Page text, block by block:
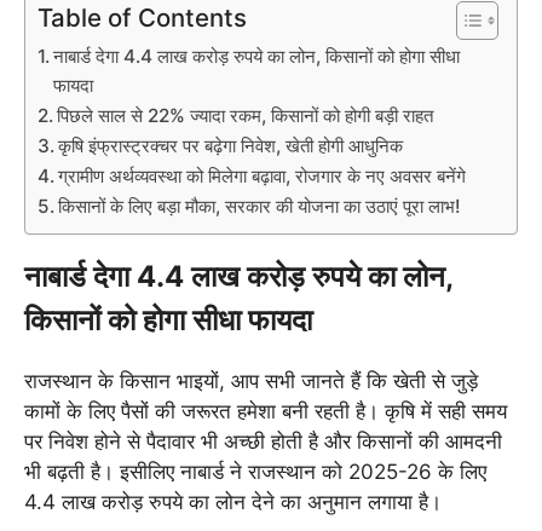
Table of Contents
नाबार्ड देगा 4.4 लाख करोड़ रुपये का लोन, किसानों को होगा सीधा
फायदा
पिछले साल से 22% ज्यादा रकम, किसानों को होगी बड़ी राहत
कृषि इंफ्रास्ट्रक्चर पर बढ़ेगा निवेश, खेती होगी आधुनिक
ग्रामीण अर्थव्यवस्था को मिलेगा बढ़ावा, रोजगार के नए अवसर बनेंगे
किसानों के लिए बड़ा मौका, सरकार की योजना का उठाएं पूरा लाभ!
नाबार्ड देगा 4.4 लाख करोड़ रुपये का लोन,
किसानों को होगा सीधा फायदा
राजस्थान के किसान भाइयों, आप सभी जानते हैं कि खेती से जुड़े
कामों के लिए पैसों की जरूरत हमेशा बनी रहती है। कृषि में सही समय
पर निवेश होने से पैदावार भी अच्छी होती है और किसानों की आमदनी
भी बढ़ती है। इसीलिए नाबार्ड ने राजस्थान को 2025-26 के लिए
4.4 लाख करोड़ रुपये का लोन देने का अनुमान लगाया है।